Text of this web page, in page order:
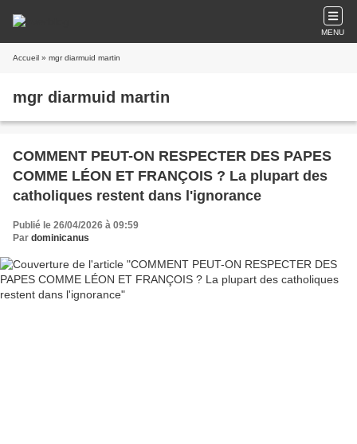
MENU
Accueil » mgr diarmuid martin
mgr diarmuid martin
COMMENT PEUT-ON RESPECTER DES PAPES
COMME LÉON ET FRANÇOIS ? La plupart des
catholiques restent dans l'ignorance
Publié le 26/04/2026 à 09:59
Par dominicanus